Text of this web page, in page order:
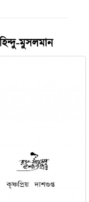
মুসলমান